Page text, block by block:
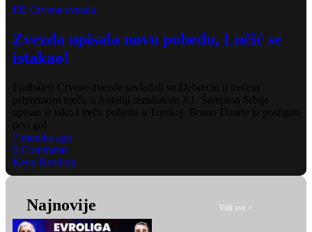
FK Crvena zvezda
Zvezda upisala novu pobedu, Lučić se
istakao!
7 months ago
0 Comments
Keep Reading
Najnovije Vidi sve >